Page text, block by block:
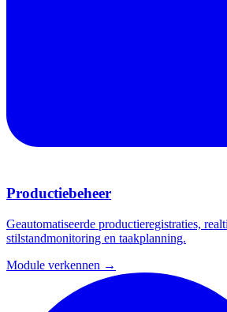
Productiebeheer
Geautomatiseerde productieregistraties,
stilstandmonitoring en taakplanning.
Module verkennen →